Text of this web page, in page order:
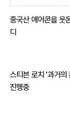
중국산 에어콘을 웃
디
스티븐 로치 '과거
진행중